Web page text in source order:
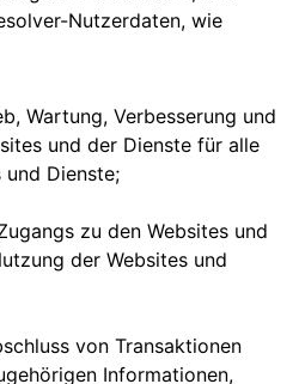
Nutzerdaten, wie
Wartung, Verbesserung und
und der Dienste für alle
und Dienste;
zu den Websites und
der Websites und
von Transaktionen
Informationen,